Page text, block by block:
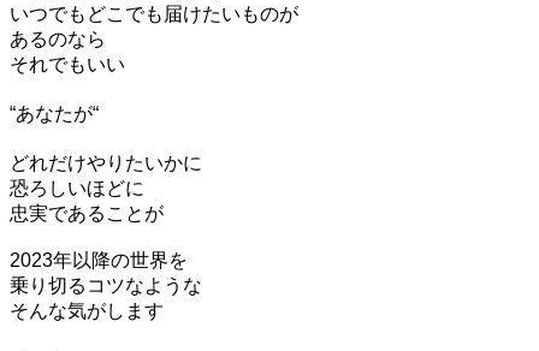
いつでもどこでも届けたいものが
あるのなら
それでもいい
“あなたが“
どれだけやりたいかに
恐ろしいほどに
忠実であることが
2023年以降の世界を
乗り切るコツなような
そんな気がします